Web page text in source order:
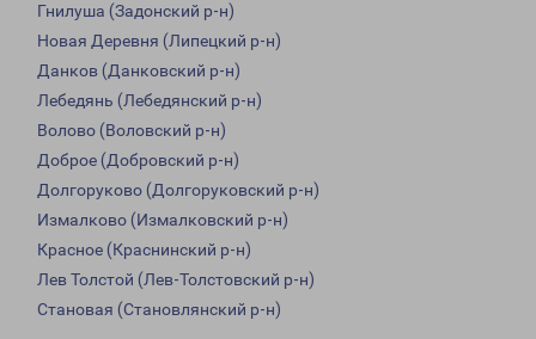
Гнилуша (Задонский р-н)
Новая Деревня (Липецкий р-н)
Данков (Данковский р-н)
Лебедянь (Лебедянский р-н)
Волово (Воловский р-н)
Доброе (Добровский р-н)
Долгоруково (Долгоруковский р-н)
Измалково (Измалковский р-н)
Красное (Краснинский р-н)
Лев Толстой (Лев-Толстовский р-н)
Становая (Становлянский р-н)